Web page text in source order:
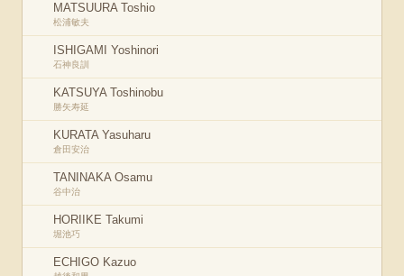
MATSUURA Toshio
松浦敏夫
ISHIGAMI Yoshinori
石神良訓
KATSUYA Toshinobu
勝矢寿延
KURATA Yasuharu
倉田安治
TANINAKA Osamu
谷中治
HORIIKE Takumi
堀池巧
ECHIGO Kazuo